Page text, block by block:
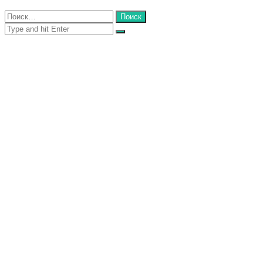
Close
Найти:
Close
Search